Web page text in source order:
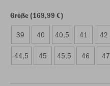
Größe (169,99 €)
39 40 40,5 41 42
44,5 45 45,5 46 47